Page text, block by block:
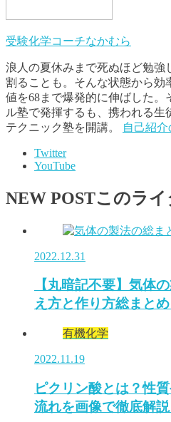
受験化学コーチなかむら
浪人の夏休みまで死ぬほど勉強
割ることも。そんな状態から効
値を68まで爆発的に伸ばした。
ル塾で発揮するも、携われる
テクニック塾を開講。
自己紹介
Twitter
YouTube
NEW POSTこのラ
2022.12.31
【丸暗記不要】気体
え方と作り方総まとめ
有機化学
2022.11.19
ピクリン酸とは？性
流れを画像で徹底解説